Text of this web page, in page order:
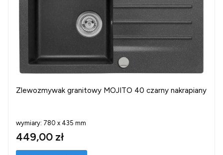
Zlewozmywak granitowy MOJITO 40 czarny nakrapiany
wymiary: 780 x 435 mm
449,00 zł